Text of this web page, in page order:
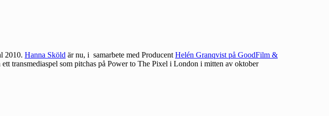
2010. Hanna Sköld är nu, i samarbete med Producent Helén Granqvist på GoodFilm &
transmediaspel som pitchas på Power to The Pixel i London i mitten av oktober